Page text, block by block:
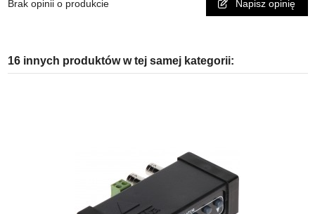
Brak opinii o produkcie Napisz opinię
16 innych produktów w tej samej kategorii: